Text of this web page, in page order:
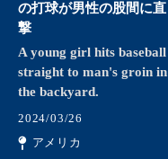
の打球が男性の股間に直
撃
A young girl hits baseball
straight to man's groin in
the backyard.
2024/03/26
アメリカ